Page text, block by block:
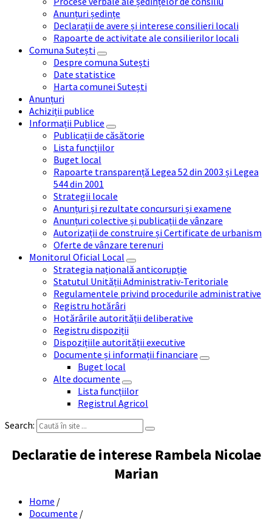
Anunțuri ședințe
Declarații de avere și interese consilieri locali
Rapoarte de activitate ale consilierilor locali
Comuna Sutești
Despre comuna Sutești
Date statistice
Harta comunei Sutești
Anunțuri
Achiziții publice
Informații Publice
Publicații de căsătorie
Lista funcțiilor
Buget local
Rapoarte transparență Legea 52 din 2003 și Legea
544 din 2001
Strategii locale
Anunțuri și rezultate concursuri și examene
Anunțuri colective și publicații de vânzare
Autorizații de construire și Certificate de urbanism
Oferte de vânzare terenuri
Monitorul Oficial Local
Strategia națională anticorupție
Statutul Unității Administrativ-Teritoriale
Regulamentele privind procedurile administrative
Registru hotărâri
Hotărârile autorității deliberative
Registru dispoziții
Dispozițiile autorității executive
Documente și informații financiare
Buget local
Alte documente
Lista funcțiilor
Registrul Agricol
Search:
Declaratie de interese Rambela Nicolae
Marian
Home /
Documente /